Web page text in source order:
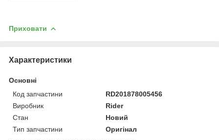
Приховати
Характеристики
Основні
Код запчастини
RD201878005456
Виробник
Rider
Стан
Новий
Тип запчастини
Оригінал